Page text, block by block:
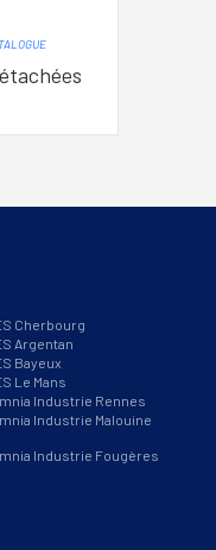
Cherbourg
Argentan
Bayeux
Le Mans
Industrie Rennes
Industrie Malouine
Industrie Fougères